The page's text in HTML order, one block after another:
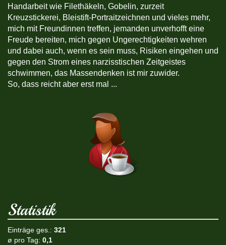
Handarbeit wie Filethäkeln, Gobelin, zurzeit
Kreuzstickerei, Bleistift-Portraitzeichnen und vieles mehr,
mich mit Freundinnen treffen, jemanden unverhofft eine
Freude bereiten, mich gegen Ungerechtigkeiten wehren
und dabei auch, wenn es sein muss, Risiken eingehen und
gegen den Strom eines narzisstischen Zeitgeistes
schwimmen, das Massendenken ist mir zuwider.
So, dass reicht aber erst mal ...
Statistik
Einträge ges.: 321
ø pro Tag: 0,1